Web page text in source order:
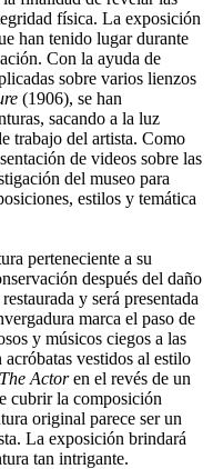
física. La exposición
han tenido lugar durante
Con la ayuda de
sobre varios lienzos
(1906), se han
sacando a la luz
trabajo del artista. Como
de videos sobre las
del museo para
estilos y temática
perteneciente a su
después del daño
y será presentada
marca el paso de
y músicos ciegos a las
vestidos al estilo
The Actoren el revés de un
cubrir la composición
original parece ser un
La exposición brindará
tan intrigante.